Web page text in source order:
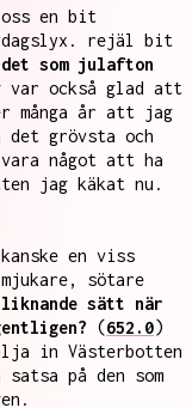
en bit
rejäl bit
som julafton
var också glad att
många år att jag
det grövsta och
något att ha
jag käkat nu.
en viss
sötare
sätt när
(652.0)
in Västerbotten
på den som